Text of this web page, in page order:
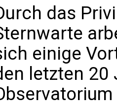
das
einige
letzten 20